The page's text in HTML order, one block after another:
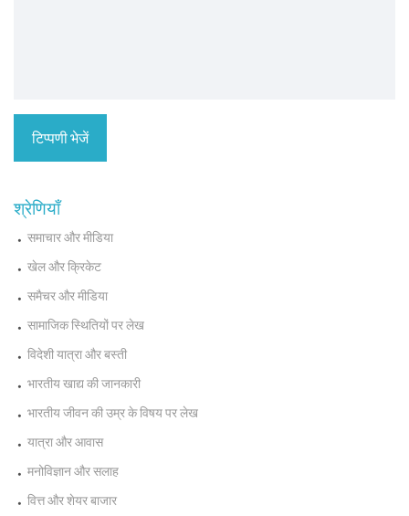
श्रेणियाँ
समाचार और मीडिया
खेल और क्रिकेट
समैचर और मीडिया
सामाजिक स्थितियों पर लेख
विदेशी यात्रा और बस्ती
भारतीय खाद्य की जानकारी
भारतीय जीवन की उम्र के विषय पर लेख
यात्रा और आवास
मनोविज्ञान और सलाह
वित्त और शेयर बाजार